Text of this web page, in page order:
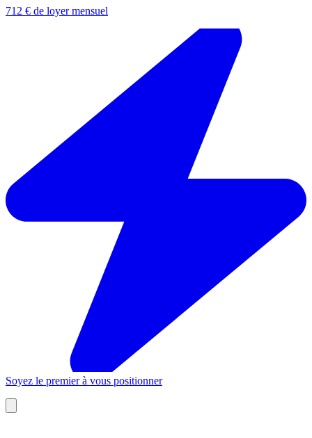
712 € de loyer mensuel
Soyez le premier à vous positionner